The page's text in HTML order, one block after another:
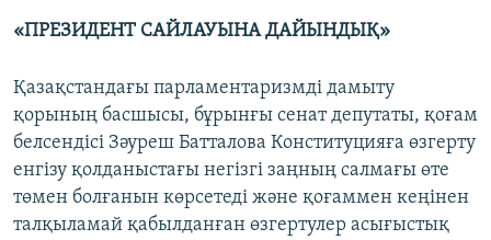
«ПРЕЗИДЕНТ САЙЛАУЫНА ДАЙЫНДЫҚ»
Қазақстандағы парламентаризмді дамыту
қорының басшысы, бұрынғы сенат депутаты, қоғам
белсендісі Зәуреш Батталова Конституцияға өзгерту
енгізу қолданыстағы негізгі заңның салмағы өте
төмен болғанын көрсетеді және қоғаммен кеңінен
талқыламай қабылданған өзгертулер асығыстық